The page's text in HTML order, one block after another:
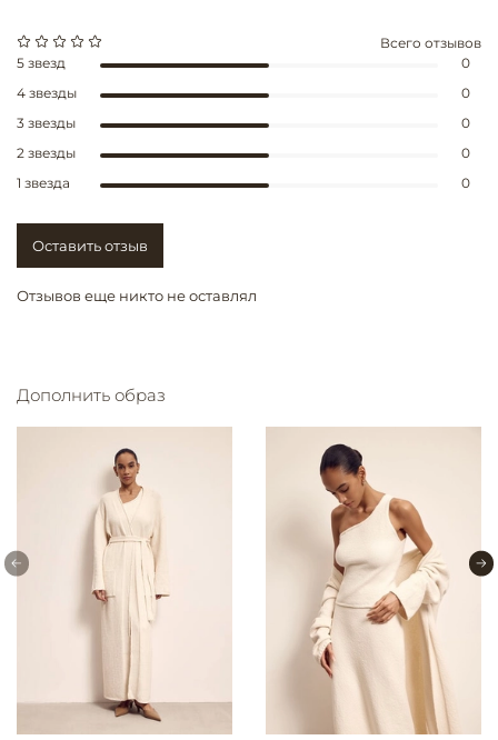
Отзывов еще никто не оставлял
Всего отзывов
5 звезд
0
4 звезды
0
3 звезды
0
2 звезды
0
1 звезда
0
Оставить отзыв
Дополнить образ